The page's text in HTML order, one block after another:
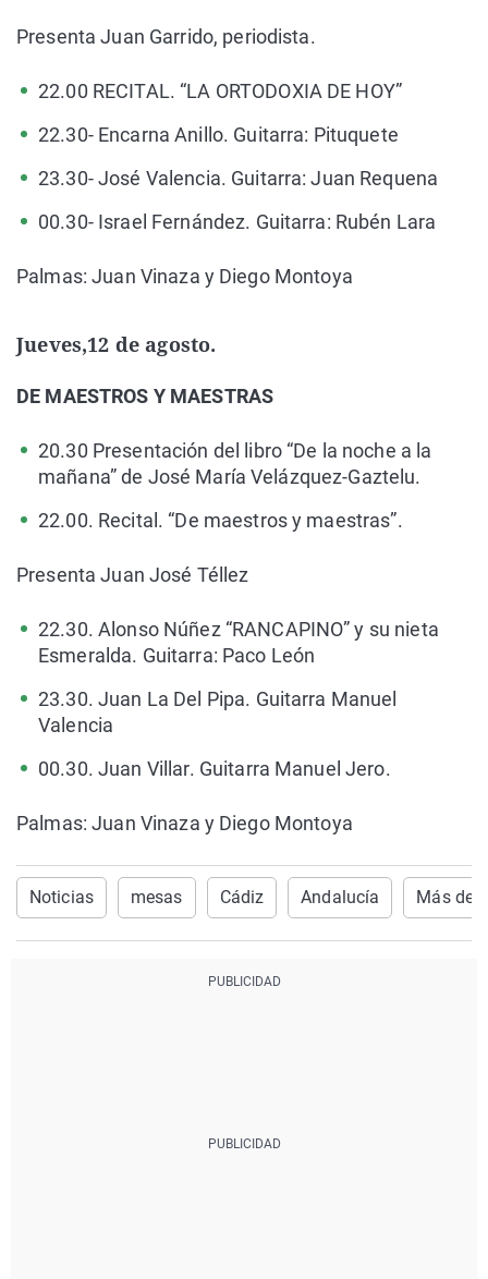
Presenta Juan Garrido, periodista.
22.00 RECITAL. “LA ORTODOXIA DE HOY”
22.30- Encarna Anillo. Guitarra: Pituquete
23.30- José Valencia. Guitarra: Juan Requena
00.30- Israel Fernández. Guitarra: Rubén Lara
Palmas: Juan Vinaza y Diego Montoya
Jueves,12 de agosto.
DE MAESTROS Y MAESTRAS
20.30 Presentación del libro “De la noche a la
mañana” de José María Velázquez-Gaztelu.
22.00. Recital. “De maestros y maestras”.
Presenta Juan José Téllez
22.30. Alonso Núñez “RANCAPINO” y su nieta
Esmeralda. Guitarra: Paco León
23.30. Juan La Del Pipa. Guitarra Manuel
Valencia
00.30. Juan Villar. Guitarra Manuel Jero.
Palmas: Juan Vinaza y Diego Montoya
Noticias mesas Cádiz Andalucía Más de